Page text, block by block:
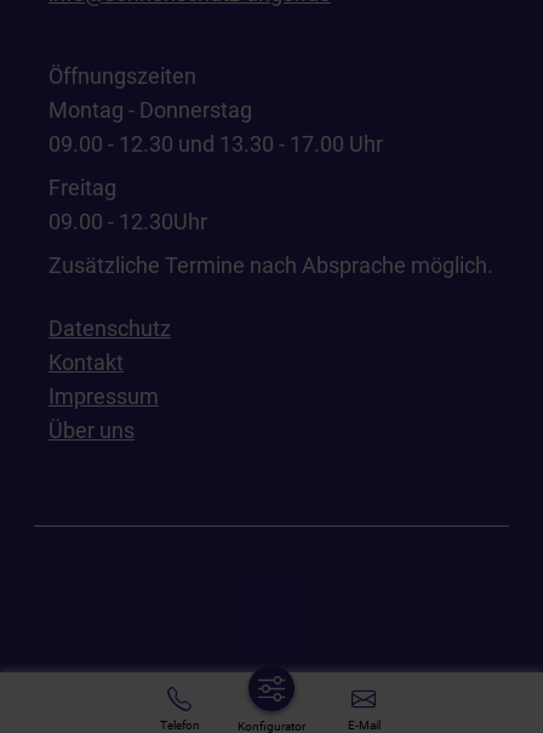
Öffnungszeiten
Montag - Donnerstag
09.00 - 12.30 und 13.30 - 17.00 Uhr
Freitag
09.00 - 12.30Uhr
Zusätzliche Termine nach Absprache möglich.
Datenschutz
Kontakt
Impressum
Über uns
Telefon Konfigurator E-Mail